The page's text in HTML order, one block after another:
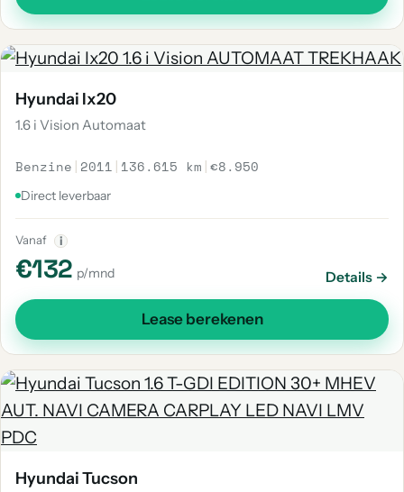
Hyundai Ix20
1.6 i Vision Automaat
Benzine | 2011 | 136.615 km |€8.950
Direct leverbaar
Vanaf i
€132 p/mnd Details →
Lease berekenen
Hyundai Tucson